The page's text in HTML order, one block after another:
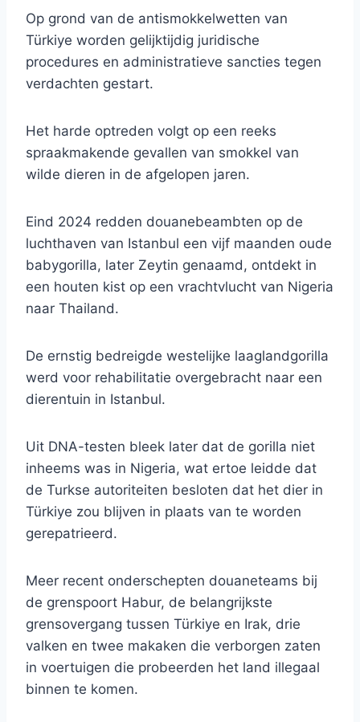
Op grond van de antismokkelwetten van
Türkiye worden gelijktijdig juridische
procedures en administratieve sancties tegen
verdachten gestart.
Het harde optreden volgt op een reeks
spraakmakende gevallen van smokkel van
wilde dieren in de afgelopen jaren.
Eind 2024 redden douanebeambten op de
luchthaven van Istanbul een vijf maanden oude
babygorilla, later Zeytin genaamd, ontdekt in
een houten kist op een vrachtvlucht van Nigeria
naar Thailand.
De ernstig bedreigde westelijke laaglandgorilla
werd voor rehabilitatie overgebracht naar een
dierentuin in Istanbul.
Uit DNA-testen bleek later dat de gorilla niet
inheems was in Nigeria, wat ertoe leidde dat
de Turkse autoriteiten besloten dat het dier in
Türkiye zou blijven in plaats van te worden
gerepatrieerd.
Meer recent onderschepten douaneteams bij
de grenspoort Habur, de belangrijkste
grensovergang tussen Türkiye en Irak, drie
valken en twee makaken die verborgen zaten
in voertuigen die probeerden het land illegaal
binnen te komen.